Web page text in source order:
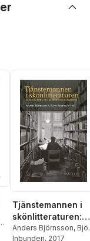
Tjänstemannen i
skönlitteraturen:
Bilder av goda och
Anders Björnsson,
Rombach, Beata Agrell
Inbunden, 2017